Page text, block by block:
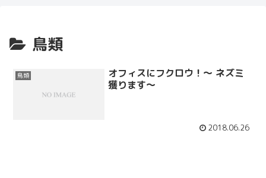
鳥類
鳥類
オフィスにフクロウ！〜 ネズミ
獲ります〜
2018.06.26